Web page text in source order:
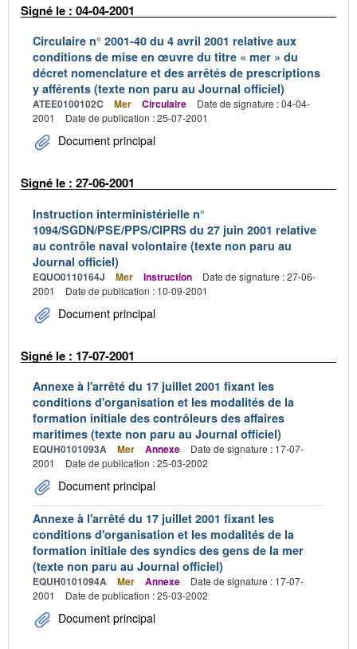
Signé le : 04-04-2001
Circulaire n° 2001-40 du 4 avril 2001 relative aux
conditions de mise en œuvre du titre « mer » du
décret nomenclature et des arrêtés de prescriptions
y afférents (texte non paru au Journal officiel)
ATEE0100102C Mer Circulaire
Date de signature : 04-04-
2001
Date de publication : 25-07-2001
Document principal
Signé le : 27-06-2001
Instruction interministérielle n°
1094/SGDN/PSE/PPS/CIPRS du 27 juin 2001 relative
au contrôle naval volontaire (texte non paru au
Journal officiel)
EQUO0110164J Mer Instruction
Date de signature : 27-06-
2001
Date de publication : 10-09-2001
Document principal
Signé le : 17-07-2001
Annexe à l'arrêté du 17 juillet 2001 fixant les
conditions d'organisation et les modalités de la
formation initiale des contrôleurs des affaires
maritimes (texte non paru au Journal officiel)
EQUH0101093A Mer Annexe
Date de signature : 17-07-
2001
Date de publication : 25-03-2002
Document principal
Annexe à l'arrêté du 17 juillet 2001 fixant les
conditions d'organisation et les modalités de la
formation initiale des syndics des gens de la mer
(texte non paru au Journal officiel)
EQUH0101094A Mer Annexe
Date de signature : 17-07-
2001
Date de publication : 25-03-2002
Document principal